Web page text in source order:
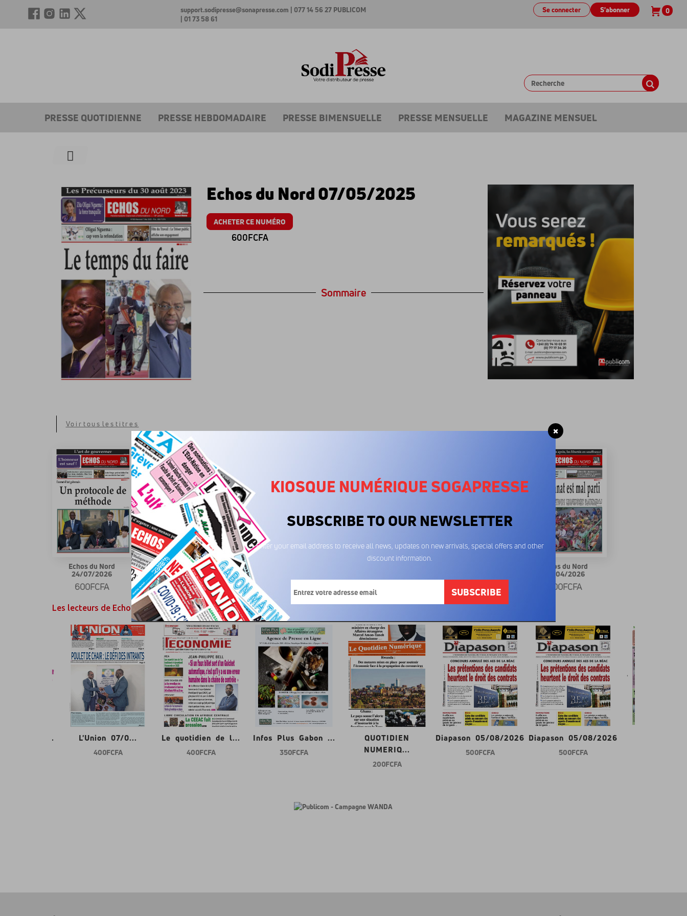
support.sodipresse@sonapresse.com | 077 14 56 27
| 01 73 58 61
PUBLICOM S'abonner
Se connecter 0
PRESSE QUOTIDIENNE PRESSE HEBDOMADAIRE PRESSE BIMENSUELLE PRESSE MENSUELLE MAGAZINE MENSUEL
Echos du Nord 07/05/2025
ACHETER CE NUMÉRO
600FCFA
Sommaire
Voir tous les titres
Echos du Nord
24/07/2026
600FCFA
Echos du Nord
13/07/2026
600FCFA 600FCFA 600FCFA
Echos du Nord
22/04/2026
600FCFA
Les lecteurs de Echos du Nord ont également aimé...
de l... L'Union 07/0...
400 FCFA
Le quotidien de l...
400 FCFA
Infos Plus Gabon ...
350 FCFA
QUOTIDIEN
NUMERIQ...
200 FCFA
Diapason 05/08/2026
500 FCFA
Diapason 05/08/2026
500 FCFA
KIOSQUE NUMÉRIQUE SOGAPRESSE
SUBSCRIBE TO OUR NEWSLETTER
Enter your email address to receive all news, updates on new arrivals, special offers and other
discount information.
SUBSCRIBE